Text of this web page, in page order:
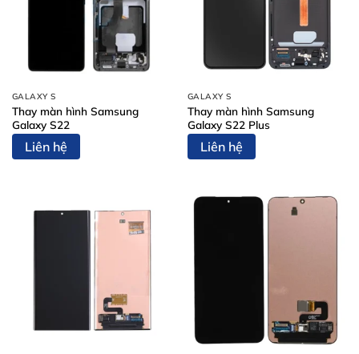
GALAXY S
Thay màn hình Samsung
Galaxy S22
Liên hệ
GALAXY S
Thay màn hình Samsung
Galaxy S22 Plus
Liên hệ